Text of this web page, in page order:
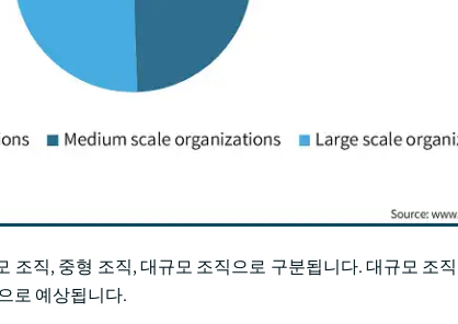
조직, 중형 조직, 대규모 조직으로 구분됩니다. 대규모 조
로 예상됩니다.